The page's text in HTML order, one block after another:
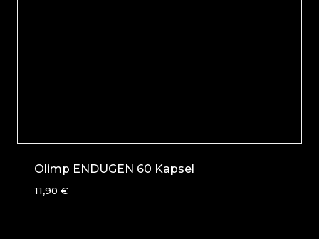
Olimp ENDUGEN 60 Kapsel
11,90 €